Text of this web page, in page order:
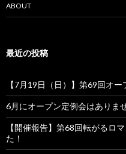
ョ
ABOUT
最近の投稿
【7月19日（日）】第69回オ
6月にオープン定例会はありま
【開催報告】第68回転がるロ
た！